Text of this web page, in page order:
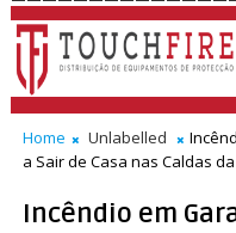
Home Unlabelled
a Sair de Casa nas Caldas
Incêndio em